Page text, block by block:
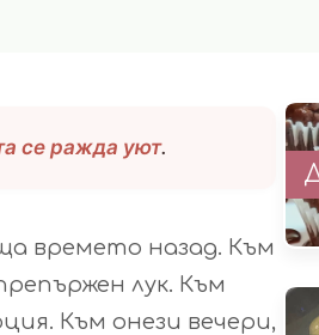
се ражда уют.
времето назад. Към
лук. Към
Към онези вечери,